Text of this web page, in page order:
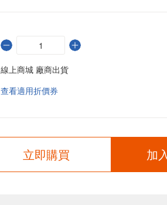
線上商城 廠商出貨
查看適用折價券
立即購買 加